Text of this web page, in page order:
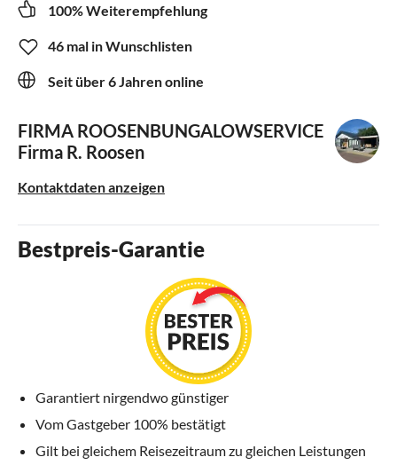
100% Weiterempfehlung
46 mal in Wunschlisten
Seit über 6 Jahren online
FIRMA ROOSENBUNGALOWSERVICE
Firma R. Roosen
Kontaktdaten anzeigen
Bestpreis-Garantie
Garantiert nirgendwo günstiger
Vom Gastgeber 100% bestätigt
Gilt bei gleichem Reisezeitraum zu gleichen Leistungen